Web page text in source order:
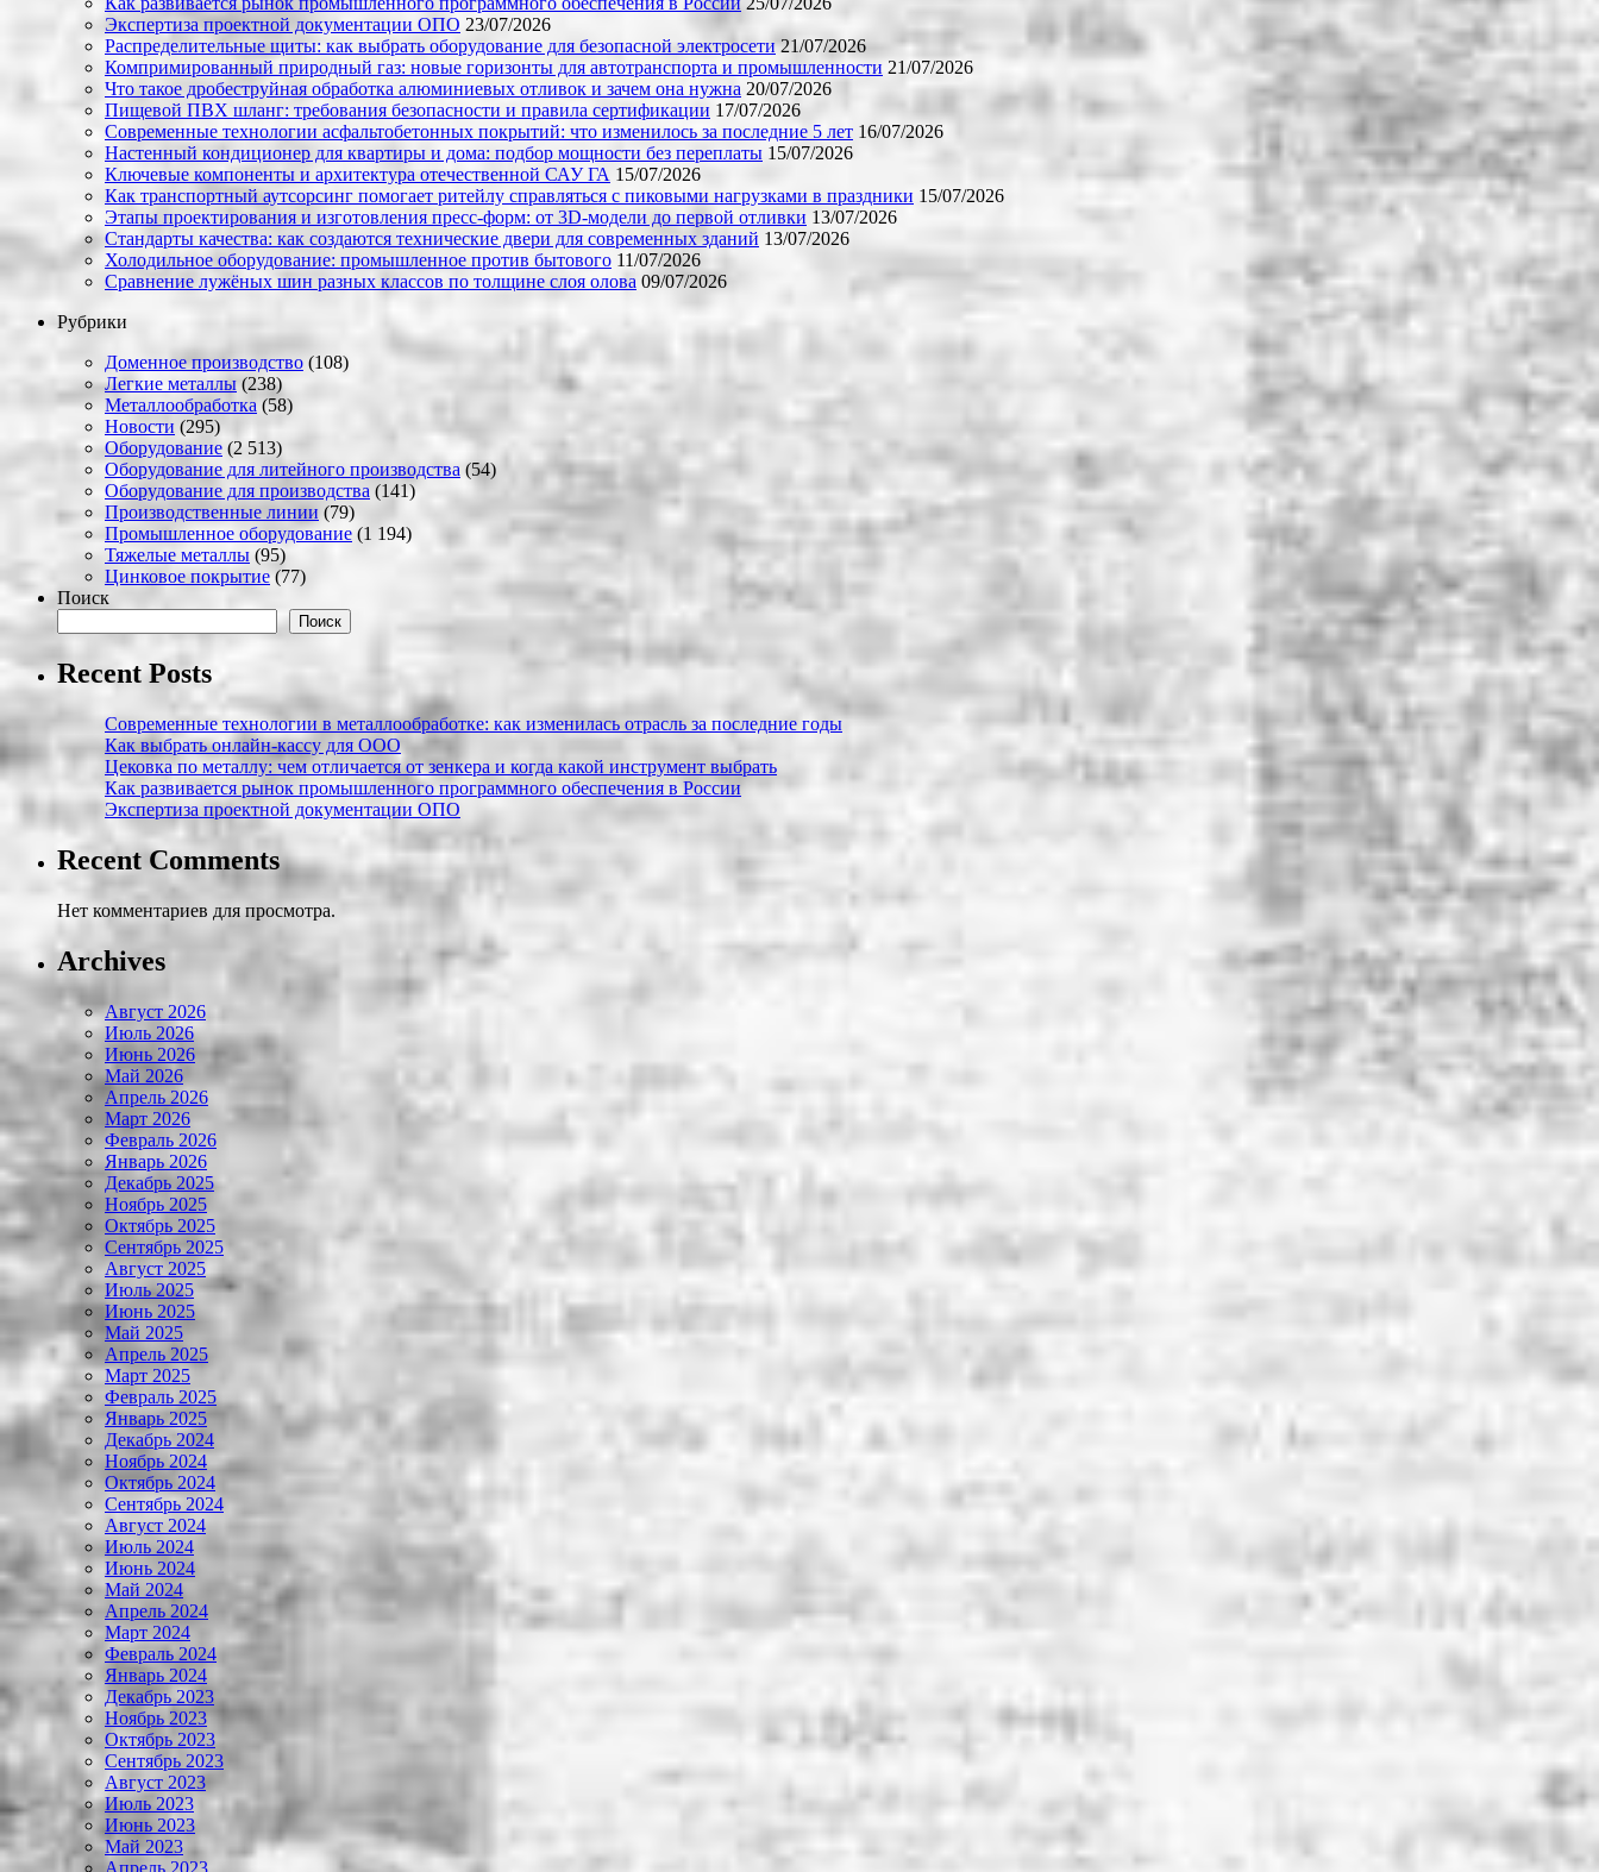
Экспертиза проектной документации ОПО 23/07/2026
Распределительные щиты: как выбрать оборудование для безопасной электросети 21/07/2026
Компримированный природный газ: новые горизонты для автотранспорта и промышленности 21/07/2026
Что такое дробеструйная обработка алюминиевых отливок и зачем она нужна 20/07/2026
Пищевой ПВХ шланг: требования безопасности и правила сертификации 17/07/2026
Современные технологии асфальтобетонных покрытий: что изменилось за последние 5 лет 16/07/2026
Настенный кондиционер для квартиры и дома: подбор мощности без переплаты 15/07/2026
Ключевые компоненты и архитектура отечественной САУ ГА 15/07/2026
Как транспортный аутсорсинг помогает ритейлу справляться с пиковыми нагрузками в праздники 15/07/2026
Этапы проектирования и изготовления пресс-форм: от 3D-модели до первой отливки 13/07/2026
Стандарты качества: как создаются технические двери для современных зданий 13/07/2026
Холодильное оборудование: промышленное против бытового 11/07/2026
Сравнение лужёных шин разных классов по толщине слоя олова 09/07/2026
Рубрики
Доменное производство (108)
Легкие металлы (238)
Металлообработка (58)
Новости (295)
Оборудование (2 513)
Оборудование для литейного производства (54)
Оборудование для производства (141)
Производственные линии (79)
Промышленное оборудование (1 194)
Тяжелые металлы (95)
Цинковое покрытие (77)
Поиск
Поиск
Recent Posts
Современные технологии в металлообработке: как изменилась отрасль за последние годы
Как выбрать онлайн-кассу для ООО
Цековка по металлу: чем отличается от зенкера и когда какой инструмент выбрать
Как развивается рынок промышленного программного обеспечения в России
Экспертиза проектной документации ОПО
Recent Comments
Нет комментариев для просмотра.
Archives
Август 2026
Июль 2026
Июнь 2026
Май 2026
Апрель 2026
Март 2026
Февраль 2026
Январь 2026
Декабрь 2025
Ноябрь 2025
Октябрь 2025
Сентябрь 2025
Август 2025
Июль 2025
Июнь 2025
Май 2025
Апрель 2025
Март 2025
Февраль 2025
Январь 2025
Декабрь 2024
Ноябрь 2024
Октябрь 2024
Сентябрь 2024
Август 2024
Июль 2024
Июнь 2024
Май 2024
Апрель 2024
Март 2024
Февраль 2024
Январь 2024
Декабрь 2023
Ноябрь 2023
Октябрь 2023
Сентябрь 2023
Август 2023
Июль 2023
Июнь 2023
Май 2023
Апрель 2023